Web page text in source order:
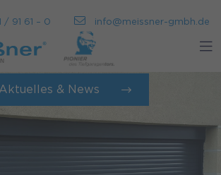
91 61 – 0 info@meissner-gmbh.de
Aktuelles & News